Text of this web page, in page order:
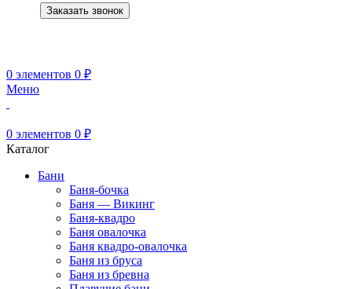
0 элементов 0 ₽
Меню
0 элементов 0 ₽
Каталог
Бани
Баня-бочка
Баня — Викинг
Баня-квадро
Баня овалочка
Баня квадро-овалочка
Баня из бруса
Баня из бревна